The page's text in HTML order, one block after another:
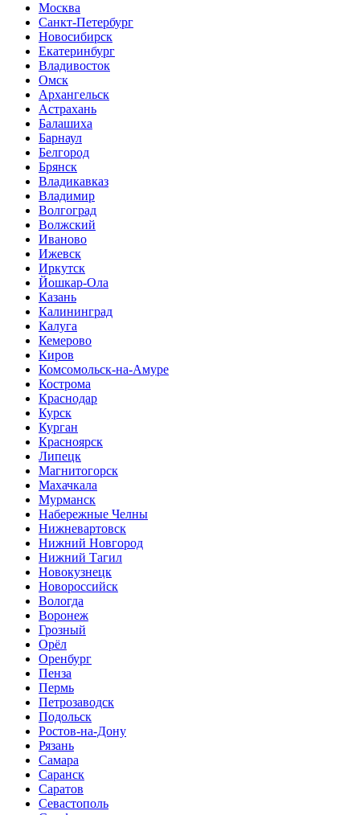
Москва
Санкт-Петербург
Новосибирск
Екатеринбург
Владивосток
Омск
Архангельск
Астрахань
Балашиха
Барнаул
Белгород
Брянск
Владикавказ
Владимир
Волгоград
Волжский
Иваново
Ижевск
Иркутск
Йошкар-Ола
Казань
Калининград
Калуга
Кемерово
Киров
Комсомольск-на-Амуре
Кострома
Краснодар
Курск
Курган
Красноярск
Липецк
Магнитогорск
Махачкала
Мурманск
Набережные Челны
Нижневартовск
Нижний Новгород
Нижний Тагил
Новокузнецк
Новороссийск
Вологда
Воронеж
Грозный
Орёл
Оренбург
Пенза
Пермь
Петрозаводск
Подольск
Ростов-на-Дону
Рязань
Самара
Саранск
Саратов
Севастополь